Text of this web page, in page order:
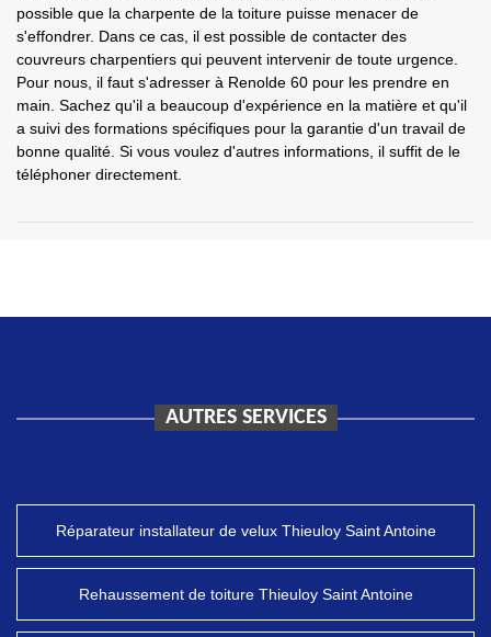
possible que la charpente de la toiture puisse menacer de
s'effondrer. Dans ce cas, il est possible de contacter des
couvreurs charpentiers qui peuvent intervenir de toute urgence.
Pour nous, il faut s'adresser à Renolde 60 pour les prendre en
main. Sachez qu'il a beaucoup d'expérience en la matière et qu'il
a suivi des formations spécifiques pour la garantie d'un travail de
bonne qualité. Si vous voulez d'autres informations, il suffit de le
téléphoner directement.
AUTRES SERVICES
Réparateur installateur de velux Thieuloy Saint Antoine
Rehaussement de toiture Thieuloy Saint Antoine